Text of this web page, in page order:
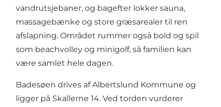
vandrutsjebaner, og bagefter lokker sauna,
massagebænke og store græsarealer til ren
afslapning. Området rummer også bold og spil
som beachvolley og minigolf, så familien kan
være samlet hele dagen.
Badesøen drives af Albertslund Kommune og
ligger på Skallerne 14. Ved torden vurderer